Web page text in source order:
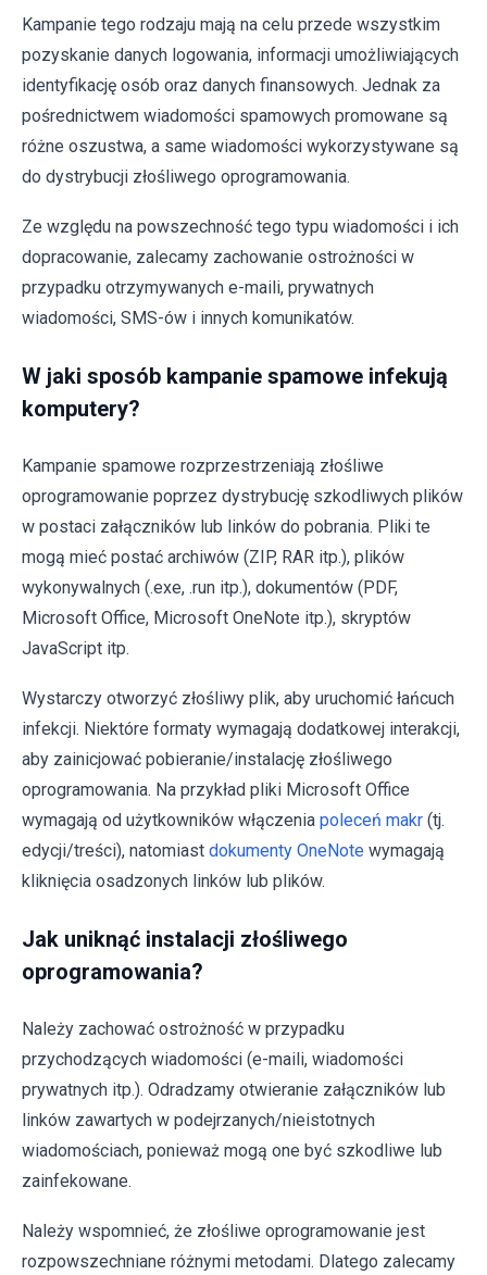
Kampanie tego rodzaju mają na celu przede wszystkim
pozyskanie danych logowania, informacji umożliwiających
identyfikację osób oraz danych finansowych. Jednak za
pośrednictwem wiadomości spamowych promowane są
różne oszustwa, a same wiadomości wykorzystywane są
do dystrybucji złośliwego oprogramowania.
Ze względu na powszechność tego typu wiadomości i ich
dopracowanie, zalecamy zachowanie ostrożności w
przypadku otrzymywanych e-maili, prywatnych
wiadomości, SMS-ów i innych komunikatów.
W jaki sposób kampanie spamowe infekują
komputery?
Kampanie spamowe rozprzestrzeniają złośliwe
oprogramowanie poprzez dystrybucję szkodliwych plików
w postaci załączników lub linków do pobrania. Pliki te
mogą mieć postać archiwów (ZIP, RAR itp.), plików
wykonywalnych (.exe, .run itp.), dokumentów (PDF,
Microsoft Office, Microsoft OneNote itp.), skryptów
JavaScript itp.
Wystarczy otworzyć złośliwy plik, aby uruchomić łańcuch
infekcji. Niektóre formaty wymagają dodatkowej interakcji,
aby zainicjować pobieranie/instalację złośliwego
oprogramowania. Na przykład pliki Microsoft Office
wymagają od użytkowników włączenia poleceń makr (tj.
edycji/treści), natomiast dokumenty OneNote wymagają
kliknięcia osadzonych linków lub plików.
Jak uniknąć instalacji złośliwego
oprogramowania?
Należy zachować ostrożność w przypadku
przychodzących wiadomości (e-maili, wiadomości
prywatnych itp.). Odradzamy otwieranie załączników lub
linków zawartych w podejrzanych/nieistotnych
wiadomościach, ponieważ mogą one być szkodliwe lub
zainfekowane.
Należy wspomnieć, że złośliwe oprogramowanie jest
rozpowszechniane różnymi metodami. Dlatego zalecamy